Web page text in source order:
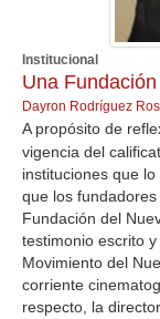
Institucional
Una
Dayron Rodríguez
A propósito de
vigencia del
instituciones que
que los
Fundación del
testimonio escrito
Movimiento del
corriente
respecto, la